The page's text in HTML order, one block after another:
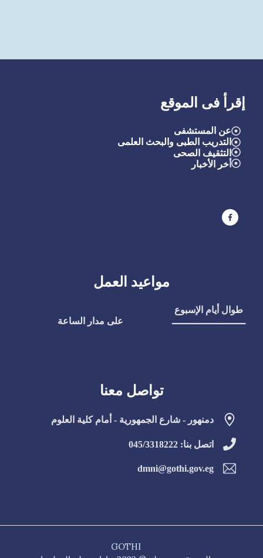
إقرأ فى الموقع
عن المستشفى
التدريب الطبى والبحث العلمى
التثقيف الصحى
خر الأخبار
مواعيد العمل
طوال أيام الإسبوع
ـــــــــــــــــــــــــ
على مدار الساعة
تواصل معنا
دمنهور - شارع الجمهورية - أمام كلية العلوم
اتصل بنا: 045/3318222
dmni@gothi.gov.eg
GOTHI